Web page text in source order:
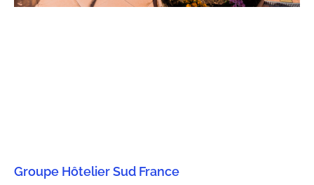
Groupe Hôtelier Sud France